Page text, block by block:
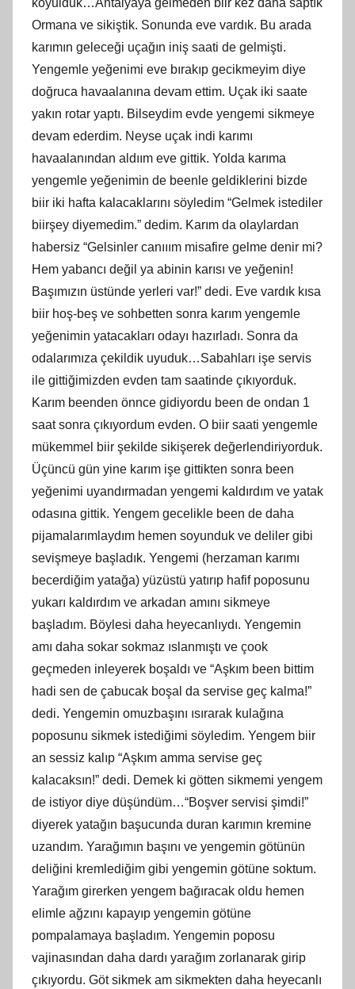
Ormana ve sikiştik. Sonunda eve vardık. Bu arada
karımın geleceği uçağın iniş saati de gelmişti.
Yengemle yeğenimi eve bırakıp gecikmeyim diye
doğruca havaalanına devam ettim. Uçak iki saate
yakın rotar yaptı. Bilseydim evde yengemi sikmeye
devam ederdim. Neyse uçak indi karımı
havaalanından aldıım eve gittik. Yolda karıma
yengemle yeğenimin de beenle geldiklerini bizde
biir iki hafta kalacaklarını söyledim “Gelmek istediler
biirşey diyemedim.” dedim. Karım da olaylardan
habersiz “Gelsinler canııım misafire gelme denir mi?
Hem yabancı değil ya abinin karısı ve yeğenin!
Başımızın üstünde yerleri var!” dedi. Eve vardık kısa
biir hoş-beş ve sohbetten sonra karım yengemle
yeğenimin yatacakları odayı hazırladı. Sonra da
odalarımıza çekildik uyuduk…Sabahları işe servis
ile gittiğimizden evden tam saatinde çıkıyorduk.
Karım beenden önnce gidiyordu been de ondan 1
saat sonra çıkıyordum evden. O biir saati yengemle
mükemmel biir şekilde sikişerek değerlendiriyorduk.
Üçüncü gün yine karım işe gittikten sonra been
yeğenimi uyandırmadan yengemi kaldırdım ve yatak
odasına gittik. Yengem gecelikle been de daha
pijamalarımlaydım hemen soyunduk ve deliler gibi
sevişmeye başladık. Yengemi (herzaman karımı
becerdiğim yatağa) yüzüstü yatırıp hafif poposunu
yukarı kaldırdım ve arkadan amını sikmeye
başladım. Böylesi daha heyecanlıydı. Yengemin
amı daha sokar sokmaz ıslanmıştı ve çook
geçmeden inleyerek boşaldı ve “Aşkım been bittim
hadi sen de çabucak boşal da servise geç kalma!”
dedi. Yengemin omuzbaşını ısırarak kulağına
poposunu sikmek istediğimi söyledim. Yengem biir
an sessiz kalıp “Aşkım amma servise geç
kalacaksın!” dedi. Demek ki götten sikmemi yengem
de istiyor diye düşündüm…“Boşver servisi şimdi!”
diyerek yatağın başucunda duran karımın kremine
uzandım. Yarağımın başını ve yengemin götünün
deliğini kremlediğim gibi yengemin götüne soktum.
Yarağım girerken yengem bağıracak oldu hemen
elimle ağzını kapayıp yengemin götüne
pompalamaya başladım. Yengemin poposu
vajinasından daha dardı yarağım zorlanarak girip
çıkıyordu. Göt sikmek am sikmekten daha heyecanlı